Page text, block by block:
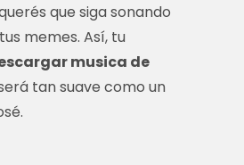
que siga sonando
memes. Así, tu
musica de
tan suave como un